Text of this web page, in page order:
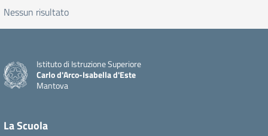
Nessun risultato
Istituto di Istruzione Superiore
Carlo d'Arco-Isabella d'Este
Mantova
La Scuola